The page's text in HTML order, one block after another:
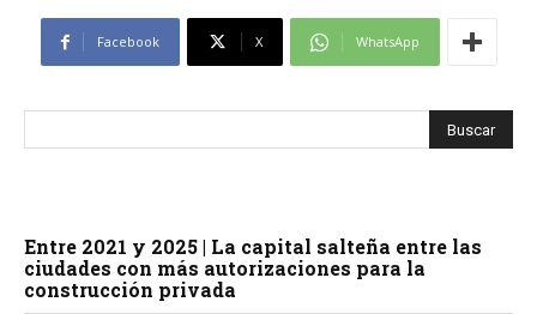
Facebook X WhatsApp
Entre 2021 y 2025 | La capital salteña entre las
ciudades con más autorizaciones para la
construcción privada